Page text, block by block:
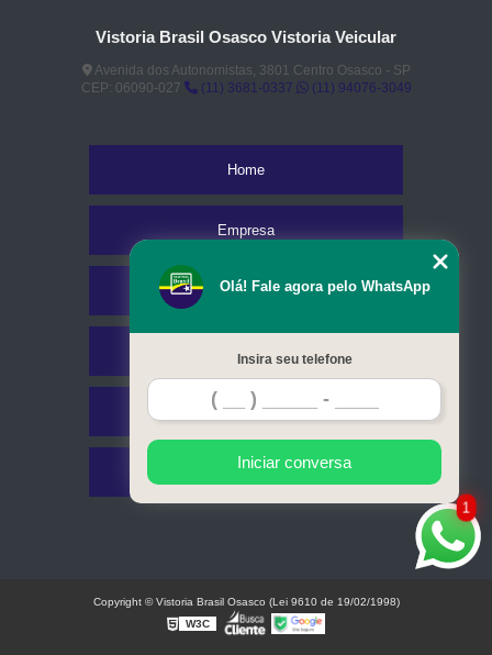
Vistoria Brasil Osasco Vistoria Veicular
Avenida dos Autonomistas, 3801 Centro Osasco - SP
CEP: 06090-027
(11) 3681-0337 (11) 94076-3049
Home
Empresa
Missão
Serviços
Contato
Mapa do site
1
Olá! Fale agora pelo WhatsApp
Insira seu telefone
Iniciar conversa
Copyright © Vistoria Brasil Osasco (Lei 9610 de 19/02/1998)
W3C